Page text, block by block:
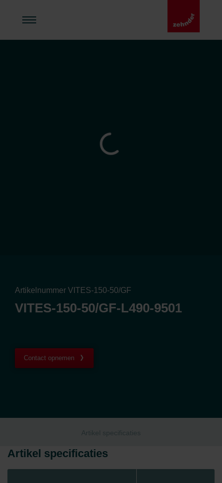
Artikelnummer VITES-150-50/GF
VITES-150-50/GF-L490-9501
Contact opnemen
Artikel specificaties
Artikel specificaties